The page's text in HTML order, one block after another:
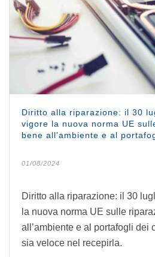
Diritto alla riparazione: il 30
vigore la nuova norma UE
bene all’ambiente e al
01/08/2024
Diritto alla riparazione: il 30
la nuova norma UE sulle
all’ambiente e al portafogli dei
sia veloce nel recepirla.